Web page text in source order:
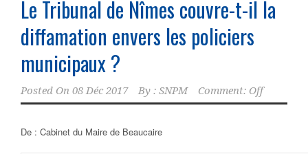
Le Tribunal de Nîmes couvre-t-il la
diffamation envers les policiers
municipaux ?
Posted On 08 Déc 2017 By : SNPM Comment: Off
De : Cabinet du Maire de Beaucaire